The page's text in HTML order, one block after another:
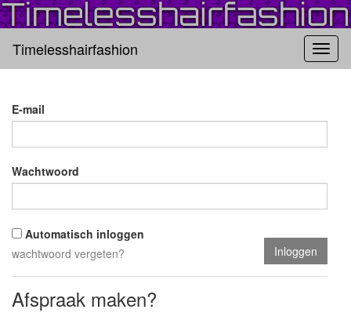
Timelesshairfashion
E-mail
Wachtwoord
Automatisch inloggen
wachtwoord vergeten?
Afspraak maken?